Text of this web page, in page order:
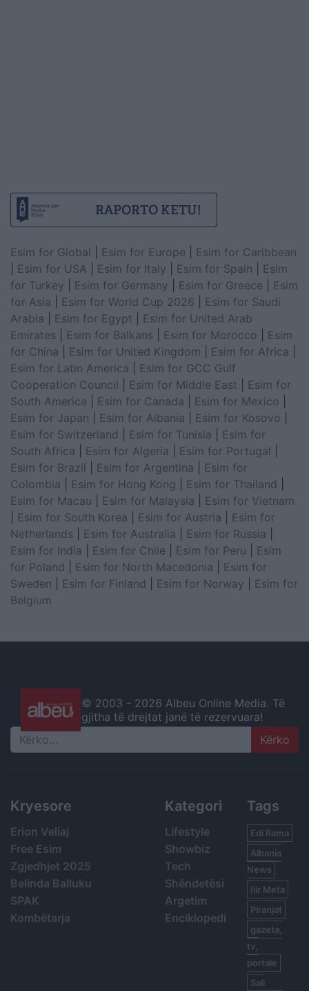
Esim for Global Esim for Europe
Esim for Caribbean
Esim for USA Esim for Italy Esim for Spain
Esim
for Turkey
Esim for Germany Esim for Greece
Esim
for Asia
Esim for World Cup 2026
Esim for Saudi
Arabia
Esim for Egypt
Esim for United Arab
Emirates
Esim for Balkans Esim for Morocco
Esim
for China
Esim for United Kingdom Esim for Africa
Esim for Latin America
Esim for GCC Gulf
Cooperation Council
Esim for Middle East
Esim for
South America
Esim for Canada Esim for Mexico
Esim for Japan
Esim for Albania Esim for Kosovo
Esim for Switzerland
Esim for Tunisia
Esim for
South Africa
Esim for Algeria Esim for Portugal
Esim for Brazil
Esim for Argentina
Esim for
Colombia
Esim for Hong Kong Esim for Thailand
Esim for Macau
Esim for Malaysia
Esim for Vietnam
Esim for South Korea Esim for Austria
Esim for
Netherlands
Esim for Australia Esim for Russia
Esim for India
Esim for Chile Esim for Peru
Esim
for Poland
Esim for North Macedonia
Esim for
Sweden
Esim for Finland Esim for Norway
Esim for
Belgium
© 2003 - 2026 Albeu Online Media. Të
gjitha të drejtat janë të rezervuara!
Search
Kryesore
Erion Veliaj
Free Esim
Zgjedhjet 2025
Belinda Balluku
SPAK
Kombëtarja
Kategori
Lifestyle
Showbiz
Tech
Shëndetësi
Argetim
Enciklopedi
Tags
Edi Rama
Albania
News
Ilir Meta
Piranjat
gazeta,
tv,
portale
Sali